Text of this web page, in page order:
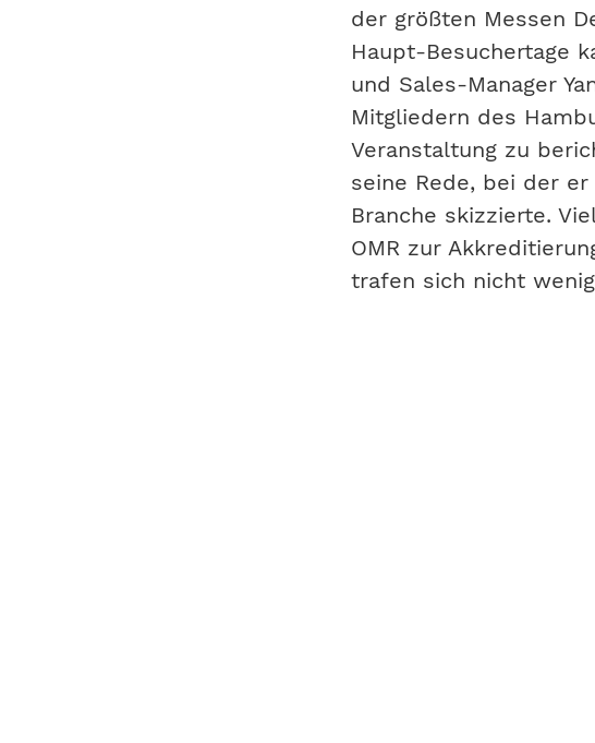
der größten Messen
Haupt-Besuchertage
und Sales-Manager
Mitgliedern des
Veranstaltung zu
seine Rede, bei der
Branche skizzierte.
OMR zur
trafen sich nicht